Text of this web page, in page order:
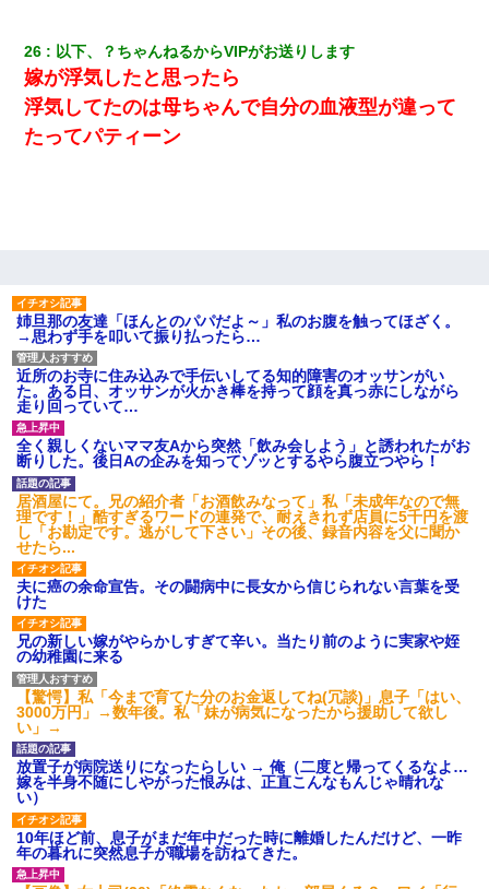
26 以下、？ちゃんねるからVIPがお送りします
嫁が浮気したと思ったら
浮気してたのは母ちゃんで自分の血液型が違って
たってパティーン
姉旦那の友達「ほんとのパパだよ～」私のお腹を触ってほざく。
→思わず手を叩いて振り払ったら…
近所のお寺に住み込みで手伝いしてる知的障害のオッサンがい
た。ある日、オッサンが火かき棒を持って顔を真っ赤にしながら
走り回っていて…
全く親しくないママ友Aから突然「飲み会しよう」と誘われたがお
断りした。後日Aの企みを知ってゾッとするやら腹立つやら！
居酒屋にて。兄の紹介者「お酒飲みなって」私「未成年なので無
理です！」酷すぎるワードの連発で、耐えきれず店員に5千円を渡
し「お勘定です。逃がして下さい」その後、録音内容を父に聞か
せたら...
夫に癌の余命宣告。その闘病中に長女から信じられない言葉を受
けた
兄の新しい嫁がやらかしすぎて辛い。当たり前のように実家や姪
の幼稚園に来る
【驚愕】私「今まで育てた分のお金返してね(冗談)」息子「はい、
3000万円」→数年後。私「妹が病気になったから援助して欲し
い」→
放置子が病院送りになったらしい → 俺（二度と帰ってくるなよ…
嫁を半身不随にしやがった恨みは、正直こんなもんじゃ晴れな
い）
10年ほど前、息子がまだ年中だった時に離婚したんだけど、一昨
年の暮れに突然息子が職場を訪ねてきた。